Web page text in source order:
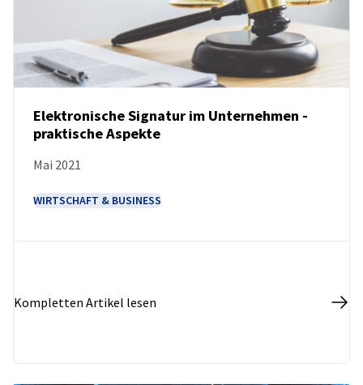
Elektronische Signatur im Unternehmen -
praktische Aspekte
Mai 2021
WIRTSCHAFT & BUSINESS
Kompletten Artikel lesen